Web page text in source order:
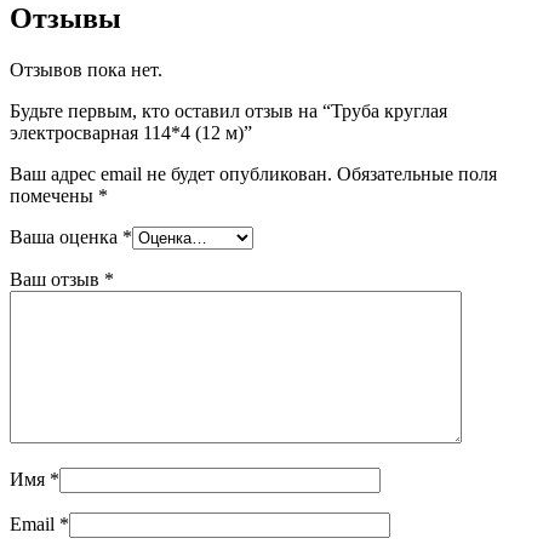
Отзывы
Отзывов пока нет.
Будьте первым, кто оставил отзыв на “Труба круглая
электросварная 114*4 (12 м)”
Ваш адрес email не будет опубликован. Обязательные поля
помечены *
Ваша оценка *
Ваш отзыв *
Имя *
Email *